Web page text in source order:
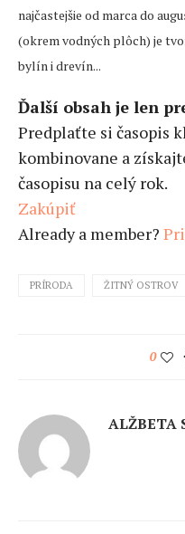
najčastejšie od marca do
(okrem vodných plôch) je
bylín i drevín...
Ďalší obsah je len
Predplaťte si časopis
kombinovane a
časopisu na celý rok.
Zakúpiť
Already a member?
PRÍRODA ŽITNÝ OSTROV
0
ALŽBETA